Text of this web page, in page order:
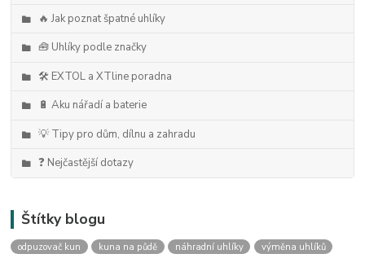
🔥 Jak poznat špatné uhlíky
🧰 Uhlíky podle značky
🛠️ EXTOL a XTline poradna
🔋 Aku nářadí a baterie
💡 Tipy pro dům, dílnu a zahradu
❓ Nejčastější dotazy
Štítky blogu
odpuzovač kun kuna na půdě náhradní uhlíky
výměna uhlíků